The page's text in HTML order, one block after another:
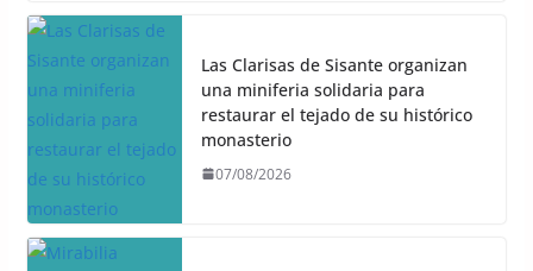
Las Clarisas de Sisante organizan
una miniferia solidaria para
restaurar el tejado de su histórico
monasterio
07/08/2026